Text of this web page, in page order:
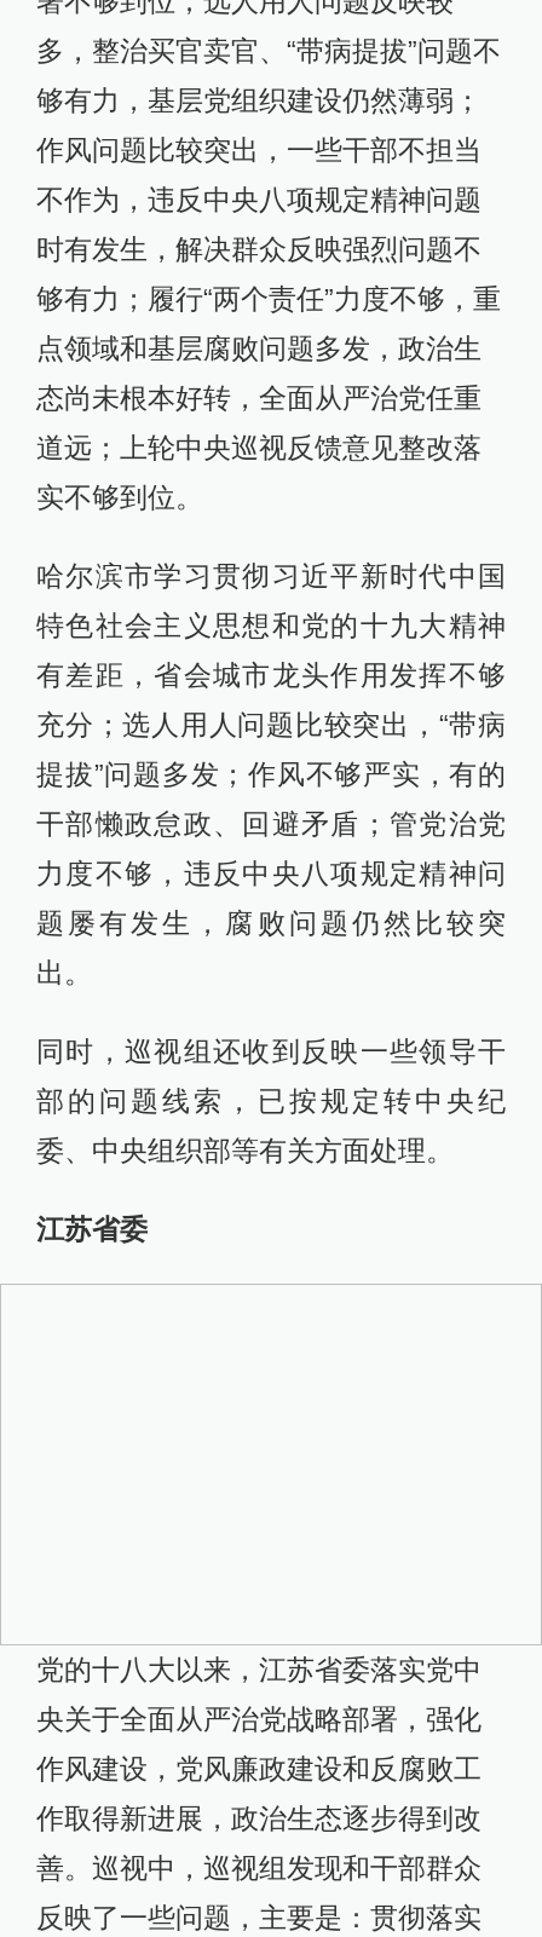
多，整治买官卖官、“带病提拔”问题不
够有力，基层党组织建设仍然薄弱；
作风问题比较突出，一些干部不担当
不作为，违反中央八项规定精神问题
时有发生，解决群众反映强烈问题不
够有力；履行“两个责任”力度不够，重
点领域和基层腐败问题多发，政治生
态尚未根本好转，全面从严治党任重
道远；上轮中央巡视反馈意见整改落
实不够到位。
哈尔滨市学习贯彻习近平新时代中国
特色社会主义思想和党的十九大精神
有差距，省会城市龙头作用发挥不够
充分；选人用人问题比较突出，“带病
提拔”问题多发；作风不够严实，有的
干部懒政怠政、回避矛盾；管党治党
力度不够，违反中央八项规定精神问
题屡有发生，腐败问题仍然比较突
出。
同时，巡视组还收到反映一些领导干
部的问题线索，已按规定转中央纪
委、中央组织部等有关方面处理。
江苏省委
党的十八大以来，江苏省委落实党中
央关于全面从严治党战略部署，强化
作风建设，党风廉政建设和反腐败工
作取得新进展，政治生态逐步得到改
善。巡视中，巡视组发现和干部群众
反映了一些问题，主要是：贯彻落实